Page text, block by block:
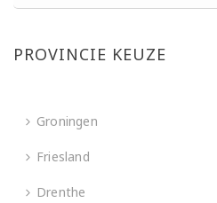
PROVINCIE KEUZE
Groningen
Friesland
Drenthe